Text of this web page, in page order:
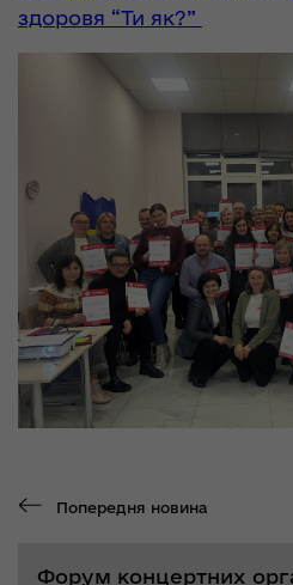
здоровя “Ти як?”
Попередня новина
Форум концертних